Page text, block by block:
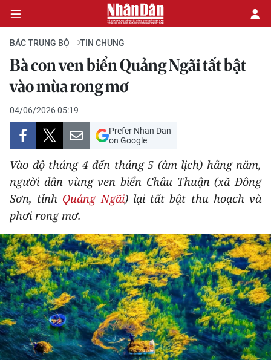
CHÍNH TRỊ
KINH TẾ
VĂN HÓA
XÃ HỘI
PHÁP LUẬT
THẾ GIỚI
THỂ THAO
GIÁO DỤC
Y TẾ
BẮC TRUNG BỘ TIN CHUNG
Bà con ven biển Quảng Ngãi tất bật
vào mùa rong mơ
04/06/2026 05:19
Prefer Nhan Dan
on Google
Vào độ tháng 4 đến tháng 5 (âm lịch) hằng năm,
người dân vùng ven biển Châu Thuận (xã Đông
Sơn, tỉnh Quảng Ngãi) lại tất bật thu hoạch và
phơi rong mơ.